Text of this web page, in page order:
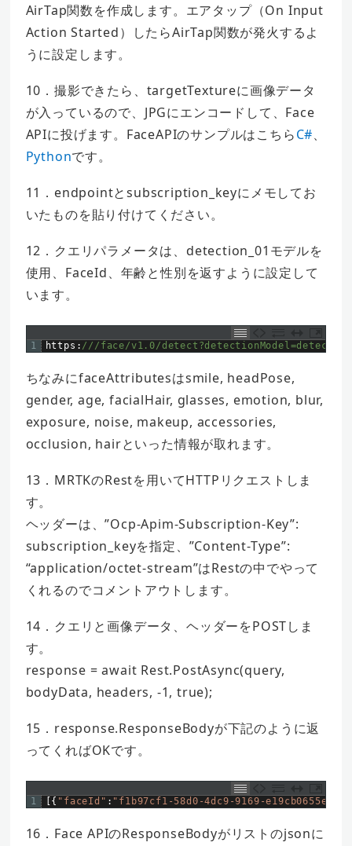
AirTap関数を作成します。エアタップ（On Input
Action Started）したらAirTap関数が発火するよ
うに設定します。
10．撮影できたら、targetTextureに画像データ
が入っているので、JPGにエンコードして、Face
APIに投げます。FaceAPIのサンプルはこちらC#、
Pythonです。
11．endpointとsubscription_keyにメモしてお
いたものを貼り付けてください。
12．クエリパラメータは、detection_01モデルを
使用、FaceId、年齢と性別を返すように設定して
います。
1 https : ///face/v1.0/
ちなみにfaceAttributesはsmile, headPose,
gender, age, facialHair, glasses, emotion, blur,
exposure, noise, makeup, accessories,
occlusion, hairといった情報が取れます。
13．MRTKのRestを用いてHTTPリクエストしま
す。
ヘッダーは、”Ocp-Apim-Subscription-Key”:
subscription_keyを指定、”Content-Type”:
“application/octet-stream”はRestの中でやって
くれるのでコメントアウトします。
14．クエリと画像データ、ヘッダーをPOSTしま
す。
response = await Rest.PostAsync(query,
bodyData, headers, -1, true);
15．response.ResponseBodyが下記のように返
ってくればOKです。
1 { "faceId" : "f1b97cf1-58d0-4dc9-9169-e19cb0655e48"
16．Face APIのResponseBodyがリストのjsonに